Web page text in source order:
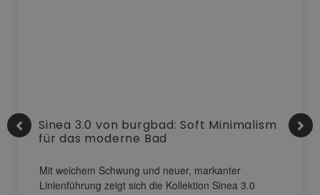
Sinea 3.0 von burgbad: Soft Minimalism
für das moderne Bad
Mit weichem Schwung und neuer, markanter
Linienführung zeigt sich die Kollektion Sinea 3.0